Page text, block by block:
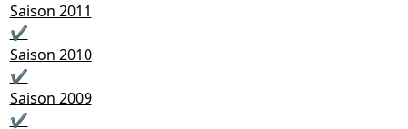
Saison 2011
✔
Saison 2010
✔
Saison 2009
✔